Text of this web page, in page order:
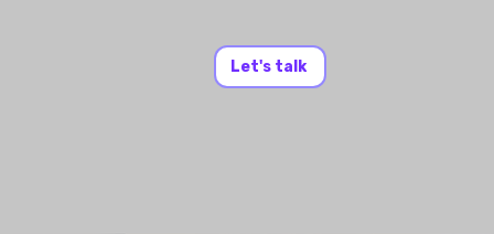
Let's talk